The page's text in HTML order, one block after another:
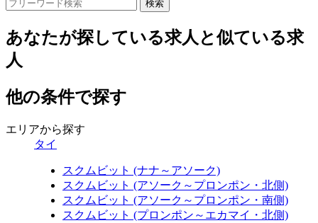
あなたが探している求人と似ている求
人
他の条件で探す
エリアから探す
タイ
スクムビット (ナナ～アソーク)
スクムビット (アソーク～プロンポン・北側)
スクムビット (アソーク～プロンポン・南側)
スクムビット (プロンポン～エカマイ・北側)